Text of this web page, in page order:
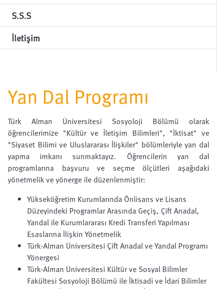
S.S.S
İletişim
Yan Dal Programı
Türk Alman Üniversitesi Sosyoloji Bölümü olarak
öğrencilerimize "Kültür ve İletişim Bilimleri", "İktisat" ve
"Siyaset Bilimi ve Uluslararası İlişkiler" bölümleriyle yan dal
yapma imkanı sunmaktayız. Öğrencilerin yan dal
programlarına başvuru ve seçme ölçütleri aşağıdaki
yönetmelik ve yönerge ile düzenlenmiştir:
Yükseköğretim Kurumlarında Önlisans ve Lisans
Düzeyindeki Programlar Arasında Geçiş, Çift Anadal,
Yandal ile Kurumlararası Kredi Transferi Yapılması
Esaslarına İlişkin Yönetmelik
Türk-Alman Üniversitesi Çift Anadal ve Yandal Programı
Yönergesi
Türk-Alman Üniversitesi Kültür ve Sosyal Bilimler
Fakültesi Sosyoloji Bölümü ile İktisadi ve İdari Bilimler